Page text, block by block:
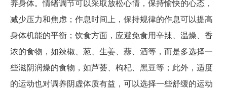
养身体。情绪调节可以采取放松心情，保持愉快的心态，
减少压力和焦虑；作息时间上，保持规律的作息可以提高
身体机能的平衡；饮食方面，应避免食用辛辣、温燥、香
浓的食物，如辣椒、葱、生姜、蒜、酒等，而是多选择一
些滋阴润燥的食物，如芦荟、枸杞、黑豆等；此外，适度
的运动也对调养阴虚体质有益，可以选择一些舒缓的运动